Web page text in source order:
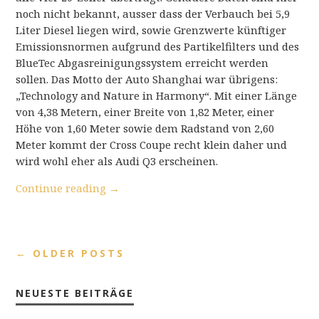
noch nicht bekannt, ausser dass der Verbauch bei 5,9
Liter Diesel liegen wird, sowie Grenzwerte künftiger
Emissionsnormen aufgrund des Partikelfilters und des
BlueTec Abgasreinigungssystem erreicht werden
sollen. Das Motto der Auto Shanghai war übrigens:
„Technology and Nature in Harmony“. Mit einer Länge
von 4,38 Metern, einer Breite von 1,82 Meter, einer
Höhe von 1,60 Meter sowie dem Radstand von 2,60
Meter kommt der Cross Coupe recht klein daher und
wird wohl eher als Audi Q3 erscheinen.
Continue reading →
← OLDER POSTS
NEUESTE BEITRÄGE